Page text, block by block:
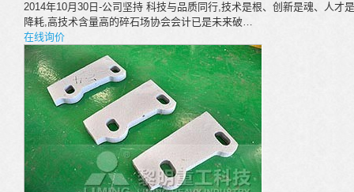
2014年10月30日-公司坚持 科技与品质同行,技术是根、创新是魂、人才
降耗,高技术含量高的碎石场协会会计已是未来破…
在线询价